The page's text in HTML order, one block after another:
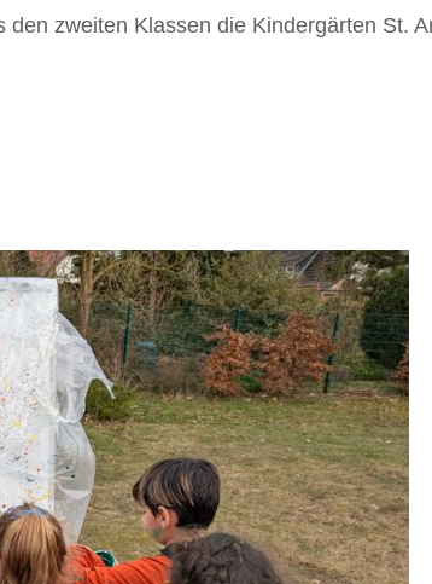
zweiten Klassen die Kindergärten St.